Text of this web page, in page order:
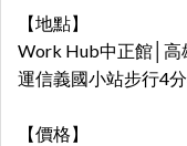
【地點】
Work Hub中正館│高
運信義國小站步行4
【價格】